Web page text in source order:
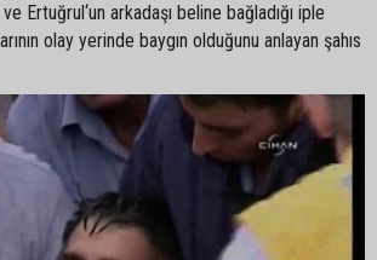
Ertuğrul‘un arkadaşı beline bağladığı iple
olay yerinde baygın olduğunu anlayan şahıs